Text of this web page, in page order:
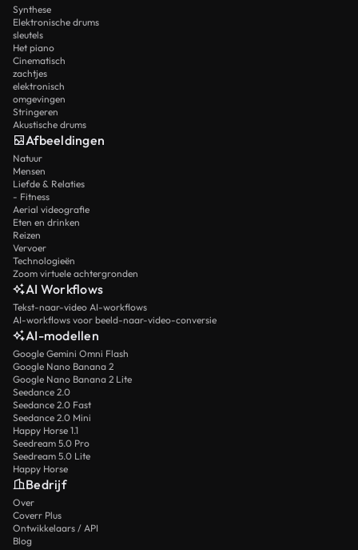
Synthese
Elektronische drums
sleutels
Het piano
Cinematisch
zachtjes
elektronisch
omgevingen
Stringeren
Akustische drums
Afbeeldingen
Natuur
Mensen
Liefde & Relaties
- Fitness
Aerial videografie
Eten en drinken
Reizen
Vervoer
Technologieën
Zoom virtuele achtergronden
AI Workflows
Tekst-naar-video AI-workflows
AI-workflows voor beeld-naar-video-conversie
AI-modellen
Google Gemini Omni Flash
Google Nano Banana 2
Google Nano Banana 2 Lite
Seedance 2.0
Seedance 2.0 Fast
Seedance 2.0 Mini
Happy Horse 1.1
Seedream 5.0 Pro
Seedream 5.0 Lite
Happy Horse
Bedrijf
Over
Coverr Plus
Ontwikkelaars / API
Blog